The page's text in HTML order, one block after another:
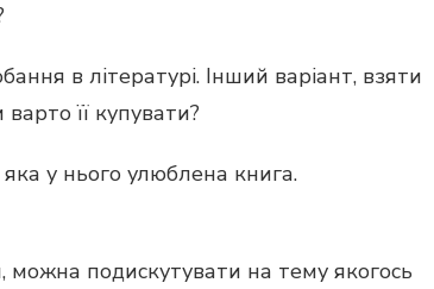
в літературі. Інший варіант, взяти
її купувати?
у нього улюблена книга.
можна подискутувати на тему якогось